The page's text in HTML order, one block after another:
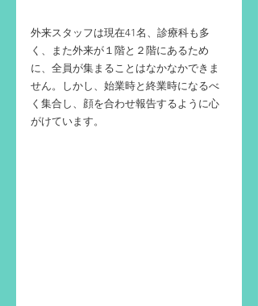
外来スタッフは現在41名、診療科も多
く、また外来が１階と２階にあるため
に、全員が集まることはなかなかできま
せん。しかし、始業時と終業時になるべ
く集合し、顔を合わせ報告するように心
がけています。